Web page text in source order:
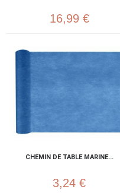
16,99 €
CHEMIN DE TABLE MARINE...
3,24 €